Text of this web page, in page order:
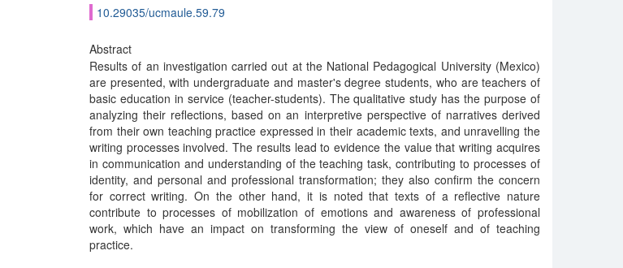
10.29035/ucmaule.59.79
Abstract
Results of an investigation carried out at the National Pedagogical University (Mexico)
are presented, with undergraduate and master's degree students, who are teachers of
basic education in service (teacher-students). The qualitative study has the purpose of
analyzing their reflections, based on an interpretive perspective of narratives derived
from their own teaching practice expressed in their academic texts, and unravelling the
writing processes involved. The results lead to evidence the value that writing acquires
in communication and understanding of the teaching task, contributing to processes of
identity, and personal and professional transformation; they also confirm the concern
for correct writing. On the other hand, it is noted that texts of a reflective nature
contribute to processes of mobilization of emotions and awareness of professional
work, which have an impact on transforming the view of oneself and of teaching
practice.